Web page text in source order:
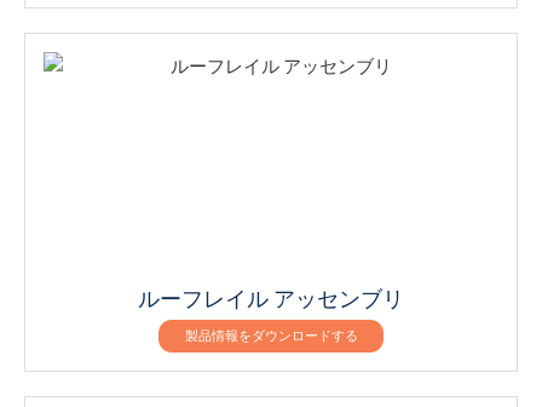
ルーフレイル アッセンブリ
製品情報をダウンロードする